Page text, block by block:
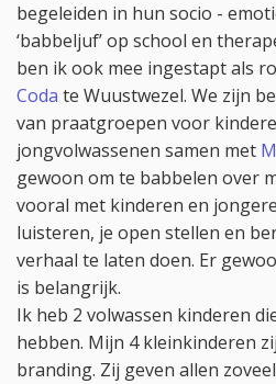
begeleiden in hun socio -
‘babbeljuf’ op school en
ben ik ook mee ingestapt als
Coda te Wuustwezel. We zijn
van praatgroepen voor
jongvolwassenen samen met
gewoon om te babbelen over
vooral met kinderen en
luisteren, je open stellen en
verhaal te laten doen. Er
is belangrijk.
Ik heb 2 volwassen kinderen
hebben. Mijn 4 kleinkinderen
branding. Zij geven allen